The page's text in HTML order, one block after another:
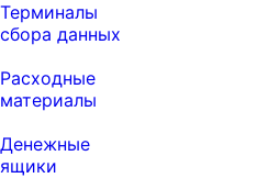
Терминалы
сбора данных
Расходные
материалы
Денежные
ящики